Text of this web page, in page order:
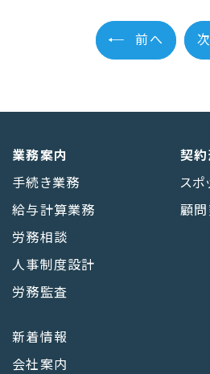
前へ
業務案内
手続き業務
給与計算業務
労務相談
人事制度設計
労務監査
契
スポ
顧
新着情報
会社案内